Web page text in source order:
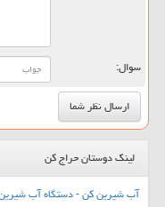
سوال:
لینک دوستان حراج کن
آب شیرین کن - دستگاه آب